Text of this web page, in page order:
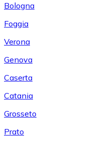
Bologna
Foggia
Verona
Genova
Caserta
Catania
Grosseto
Prato